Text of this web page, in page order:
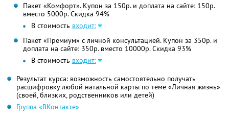
Пакет «Комфорт». Купон за 150р. и доплата на сайте: 150р.
вместо 5000р.Скидка 94%
В стоимость входит:
Пакет «Премиум» с личной консультацией. Купон за 350р. и
доплата на сайте: 350р. вместо 10000р. Скидка 93%
В стоимость входит:
Результат курса: возможность самостоятельно получать
расшифровку любой натальной карты по теме «Личная жизнь»
(своей, близких, родственников или детей)
Группа «ВКонтакте»